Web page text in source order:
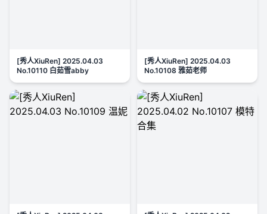
[秀人XiuRen] 2025.04.03
No.10110 白茹雪abby
[秀人XiuRen] 2025.04.03
No.10108 雅茹老师